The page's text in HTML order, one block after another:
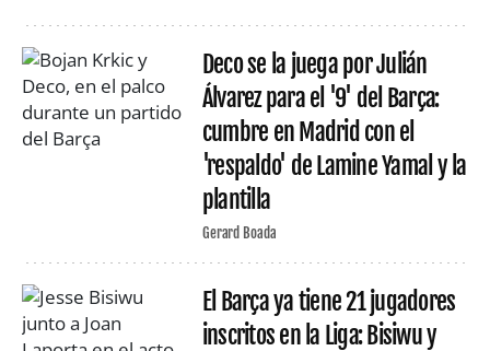
Deco se la juega por Julián
Álvarez para el '9' del Barça:
cumbre en Madrid con el
'respaldo' de Lamine Yamal y la
plantilla
Gerard Boada
El Barça ya tiene 21 jugadores
inscritos en la Liga: Bisiwu y